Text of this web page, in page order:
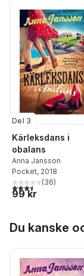
Del 3
Kärleksdans i
obalans
Anna Jansson
Pocket, 2018
3,5utav 5 stjärnor.
(36)
99 kr
Du kanske